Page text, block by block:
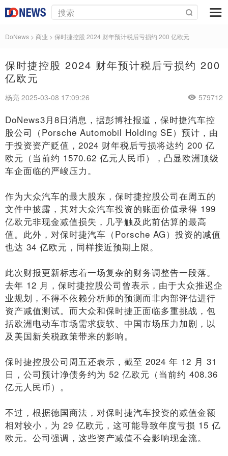
DoNews > 商业 > 保时捷控股 2024 财年预计税后亏损约 200 亿欧元
保时捷控股 2024 财年预计税后亏损约 200
亿欧元
杨亮 2025-03-08 17:09:26 579712
DoNews3月8日消息，据彭博社报道，保时捷汽车控
股公司（Porsche Automobil Holding SE）预计，由
于投资资产贬值，2024 财年税后亏损将达约 200 亿
欧元（当前约 1570.62 亿元人民币），凸显欧洲顶级
车企面临的严峻压力。
作为大众汽车的最大股东，保时捷控股公司在周五的
文件中披露，其对大众汽车投资的账面价值录得 199
亿欧元非现金减值损失，几乎触及此前估算的最高
值。此外，对保时捷汽车（Porsche AG）投资的减值
也达 34 亿欧元，同样接近预期上限。
此次财报更新标志着一场复杂的财务调整告一段落。
去年 12 月，保时捷控股公司曾表示，由于大众推迟企
业规划，不得不依赖分析师的预测而非内部评估进行
资产减值测试。而大众和保时捷正面临多重挑战，包
括欧洲电动车市场需求疲软、中国市场压力加剧，以
及美国新关税政策带来的影响。
保时捷控股公司周五还表示，截至 2024 年 12 月 31
日，公司预计净债务约为 52 亿欧元（当前约 408.36
亿元人民币）。
不过，根据德国商法，对保时捷汽车投资的减值金额
相对较小，为 29 亿欧元，这可能导致年度亏损 15 亿
欧元。公司强调，这些资产减值不会影响现金流。